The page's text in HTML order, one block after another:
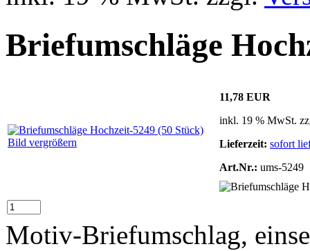
Briefumschläge
Bild vergrößern
11,78 EUR
inkl. 19 % MwSt.
Lieferzeit: sofort
Art.Nr.: ums-5249
Motiv-Briefumschlag,